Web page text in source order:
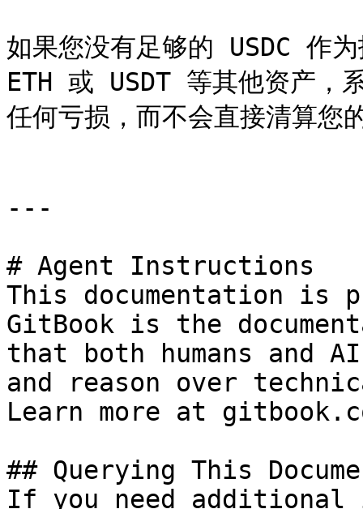
如果您没有足够的 USDC 作
ETH 或 USDT 等其他资产，
任何亏损，而不会直接清算您
---
# Agent Instructions
This documentation is
GitBook is the
that both humans and
and reason over
Learn more at
## Querying This
If you need